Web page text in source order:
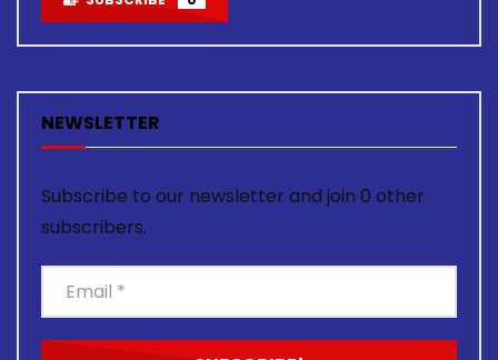
NEWSLETTER
Subscribe to our newsletter and join 0 other
subscribers.